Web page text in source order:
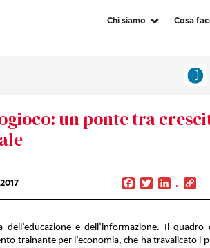
Chi siamo Cosa
un ponte tra
Facebook
TwitterLinkedIn
e dell’informazione. Il quadro
trainante per l’economia, che ha travalicato i